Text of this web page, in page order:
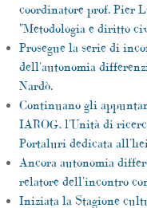
coordinatore prof. Pier
"Metodologia e diritto
Prosegue la serie di
dell'autonomia
Nardò.
Continuano gli
IAROG, l'Unità di
Portaluri dedicata
Ancora autonomia
relatore dell'incontro
Iniziata la Stagione